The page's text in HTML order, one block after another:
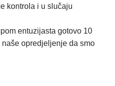
kontrola i u slučaju
entuzijasta gotovo 10
opredjeljenje da smo